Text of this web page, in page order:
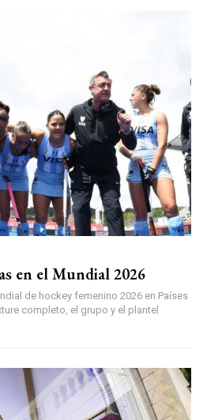
en el Mundial 2026
de hockey femenino 2026 en Países
completo, el grupo y el plantel